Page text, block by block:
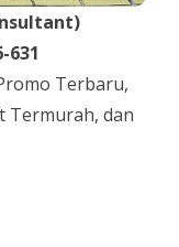
631
Terbaru,
Termurah, dan